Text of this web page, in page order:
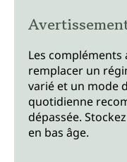
Les
remplacer un
varié et un mode
quotidienne
dépassée.
en bas âge.